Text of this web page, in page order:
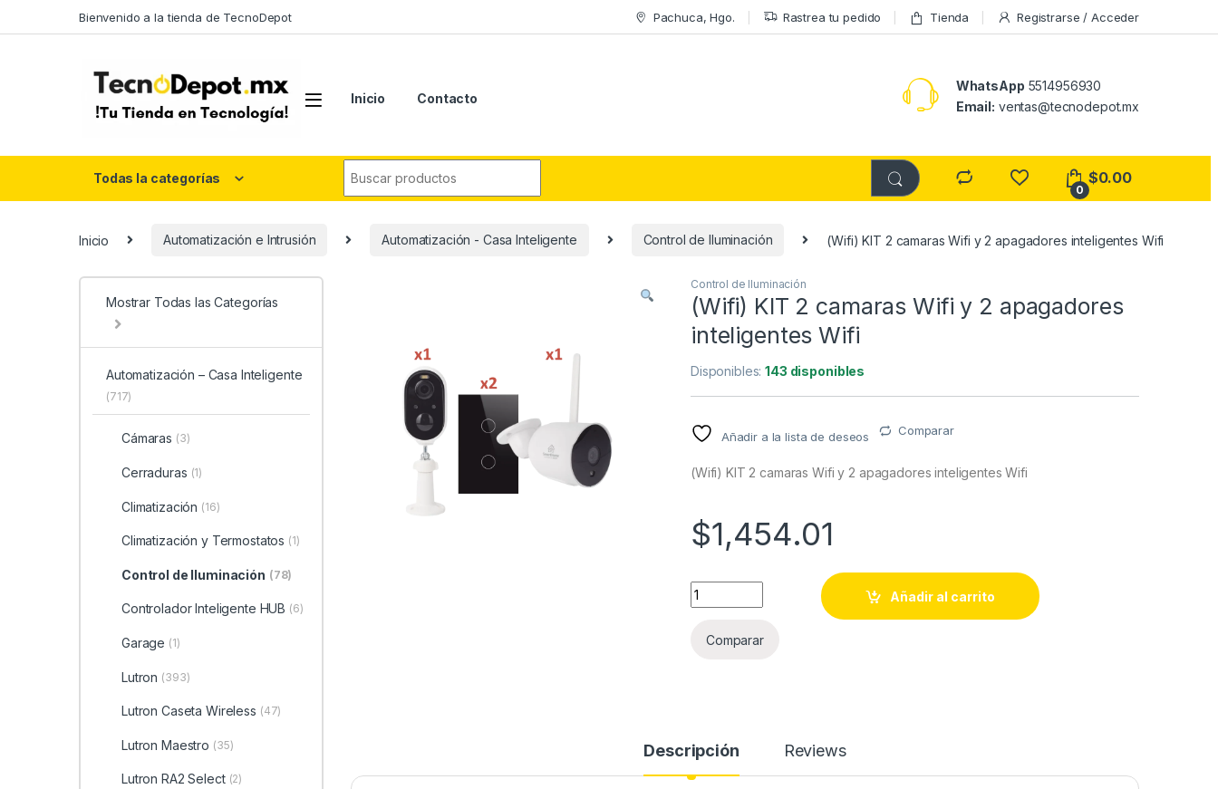
Bienvenido a la tienda de TecnoDepot Pachuca, Hgo. Rastrea tu pedido Tienda Registrarse / Acceder
Inicio Contacto
WhatsApp 5514956930
Email: ventas@tecnodepot.mx
Todas la categorías
0
$0.00
Inicio Automatización e Intrusión Automatización - Casa Inteligente Control de Iluminación (Wifi) KIT 2 camaras Wifi y 2 apagadores inteligentes Wifi
Control de Iluminación
(Wifi) KIT 2 camaras Wifi y 2 apagadores
inteligentes Wifi
Disponibles:143 disponibles
Añadir a la lista de deseos Comparar
(Wifi) KIT 2 camaras Wifi y 2 apagadores inteligentes Wifi
$1,454.01
(Wifi) KIT 2 camaras Wifi y 2 apagadores inteligentes Wifi quantity
Añadir al carrito
Comparar
Descripción Reviews
Mostrar Todas las Categorías
Automatización – Casa Inteligente
(717)
Cámaras (3)
Cerraduras (1)
Climatización (16)
Climatización y Termostatos (1)
Control de Iluminación (78)
Controlador Inteligente HUB (6)
Garage (1)
Lutron (393)
Lutron Caseta Wireless (47)
Lutron Maestro (35)
Lutron RA2 Select (2)